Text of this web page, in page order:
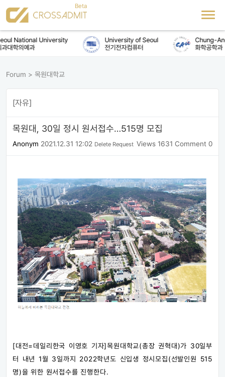
National University
대학의예과
University of Seoul
전기전자컴퓨터
Chung-
화학공학과
Forum > 목원대학교
[자유]
목원대, 30일 정시 원서접수…515명 모집
Anonym 2021.12.31 12:02 Delete Request Views 1631 Comment 0
[대전=데일리한국 이영호 기자]목원대학교(총장 권혁대)가 30일부
터 내년 1월 3일까지 2022학년도 신입생 정시모집(선발인원 515
명)을 위한 원서접수를 진행한다.